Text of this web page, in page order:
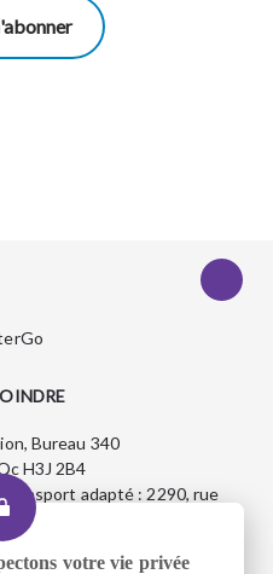
Bureau 340
H3J 2B4
adapté : 2290, rue
votre vie privée